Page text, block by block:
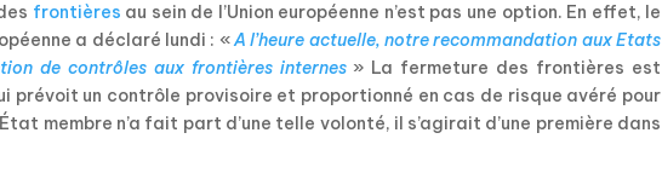
frontières au sein de l’Union européenne n’est pas une option. En effet, le
a déclaré lundi : «A l’heure actuelle, notre recommandation aux Etats
de contrôles aux frontières internes» La fermeture des frontières est
prévoit un contrôle provisoire et proportionné en cas de risque avéré pour
membre n’a fait part d’une telle volonté, il s’agirait d’une première dans